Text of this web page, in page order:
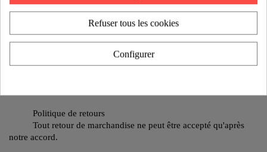
Politique de sécurité
Nos produits sont garantis contre tout vice de fabrication
Politique de retours
Tout retour de marchandise ne peut être accepté qu'après
notre accord.
Refuser tous les cookies
Configurer